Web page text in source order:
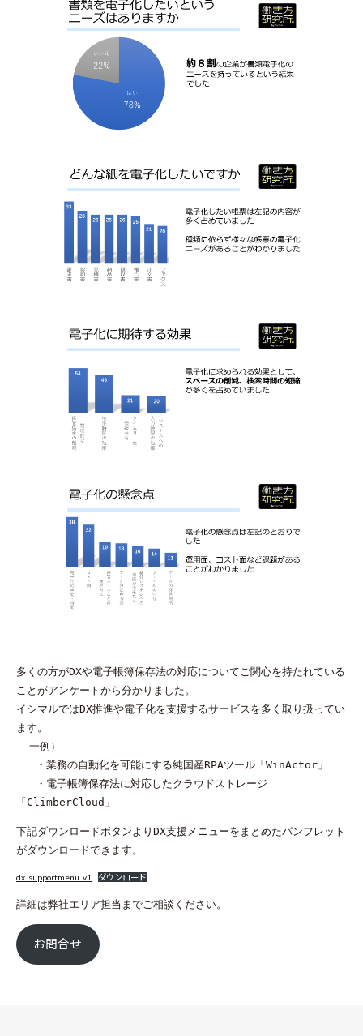
多くの方がDXや電子帳簿保存法の対応についてご関心を持たれている
ことがアンケートから分かりました。
イシマルではDX推進や電子化を支援するサービスを多く取り扱ってい
ます。
「ClimberCloud」
下記ダウンロードボタンよりDX支援メニューをまとめたパンフレット
がダウンロードできます。
dx_supportmenu_v1 ダウンロード
詳細は弊社エリア担当までご相談ください。
お問合せ